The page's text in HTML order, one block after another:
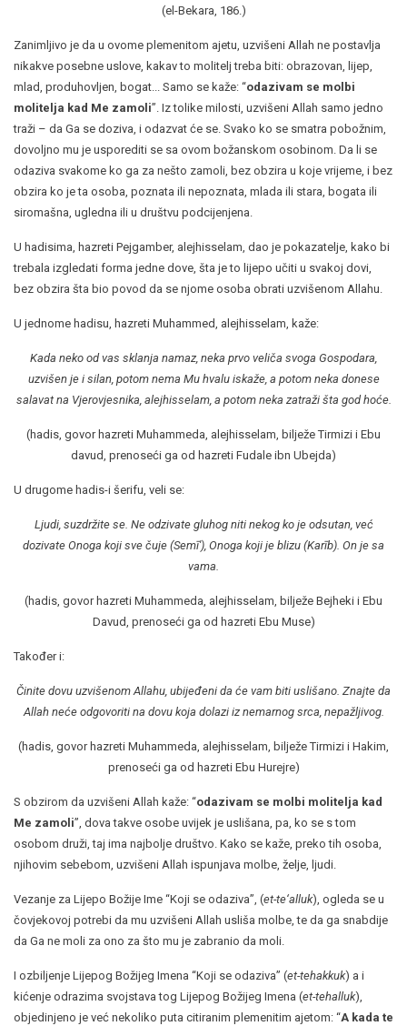
(el-Bekara, 186.)
Zanimljivo je da u ovome plemenitom ajetu, uzvišeni Allah ne postavlja
nikakve posebne uslove, kakav to molitelj treba biti: obrazovan, lijep,
mlad, produhovljen, bogat... Samo se kaže: “odazivam se molbi
molitelja kad Me zamoli”. Iz tolike milosti, uzvišeni Allah samo jedno
traži – da Ga se doziva, i odazvat će se. Svako ko se smatra pobožnim,
dovoljno mu je usporediti se sa ovom božanskom osobinom. Da li se
odaziva svakome ko ga za nešto zamoli, bez obzira u koje vrijeme, i bez
obzira ko je ta osoba, poznata ili nepoznata, mlada ili stara, bogata ili
siromašna, ugledna ili u društvu podcijenjena.
U hadisima, hazreti Pejgamber, alejhisselam, dao je pokazatelje, kako bi
trebala izgledati forma jedne dove, šta je to lijepo učiti u svakoj dovi,
bez obzira šta bio povod da se njome osoba obrati uzvišenom Allahu.
U jednome hadisu, hazreti Muhammed, alejhisselam, kaže:
Kada neko od vas sklanja namaz, neka prvo veliča svoga Gospodara,
uzvišen je i silan, potom nema Mu hvalu iskaže, a potom neka donese
salavat na Vjerovjesnika, alejhisselam, a potom neka zatraži šta god hoće.
(hadis, govor hazreti Muhammeda, alejhisselam, bilježe Tirmizi i Ebu
davud, prenoseći ga od hazreti Fudale ibn Ubejda)
U drugome hadis-i šerifu, veli se:
Ljudi, suzdržite se. Ne odzivate gluhog niti nekog ko je odsutan, već
dozivate Onoga koji sve čuje (Semī'), Onoga koji je blizu (Karīb). On je sa
vama.
(hadis, govor hazreti Muhammeda, alejhisselam, bilježe Bejheki i Ebu
Davud, prenoseći ga od hazreti Ebu Muse)
Također i:
Činite dovu uzvišenom Allahu, ubijeđeni da će vam biti uslišano. Znajte da
Allah neće odgovoriti na dovu koja dolazi iz nemarnog srca, nepažljivog.
(hadis, govor hazreti Muhammeda, alejhisselam, bilježe Tirmizi i Hakim,
prenoseći ga od hazreti Ebu Hurejre)
S obzirom da uzvišeni Allah kaže: “odazivam se molbi molitelja kad
Me zamoli”, dova takve osobe uvijek je uslišana, pa, ko se s tom
osobom druži, taj ima najbolje društvo. Kako se kaže, preko tih osoba,
njihovim sebebom, uzvišeni Allah ispunjava molbe, želje, ljudi.
Vezanje za Lijepo Božije Ime “Koji se odaziva”, (et-te‘alluk), ogleda se u
čovjekovoj potrebi da mu uzvišeni Allah usliša molbe, te da ga snabdije
da Ga ne moli za ono za što mu je zabranio da moli.
I ozbiljenje Lijepog Božijeg Imena “Koji se odaziva” (et-tehakkuk) a i
kićenje odrazima svojstava tog Lijepog Božijeg Imena (et-tehalluk),
objedinjeno je već nekoliko puta citiranim plemenitim ajetom: “A kada te